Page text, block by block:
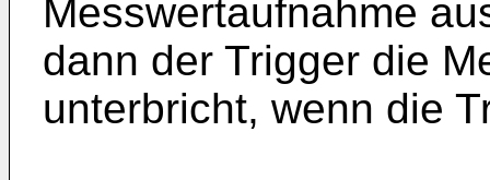
Messwertaufnahme
dann der Trigger die
unterbricht, wenn die